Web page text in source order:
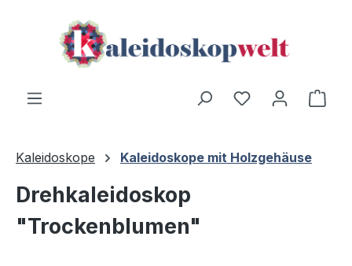
Zum Hauptinhalt springen
Du hast 0
Kaleidoskope Kaleidoskope mit Holzgehäuse
Drehkaleidoskop
"Trockenblumen"